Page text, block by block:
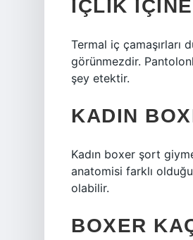
İÇLIK
Termal iç çamaşırları
görünmezdir.
şey etektir.
KADIN
Kadın boxer şort
anatomisi farklı
olabilir.
BOXER